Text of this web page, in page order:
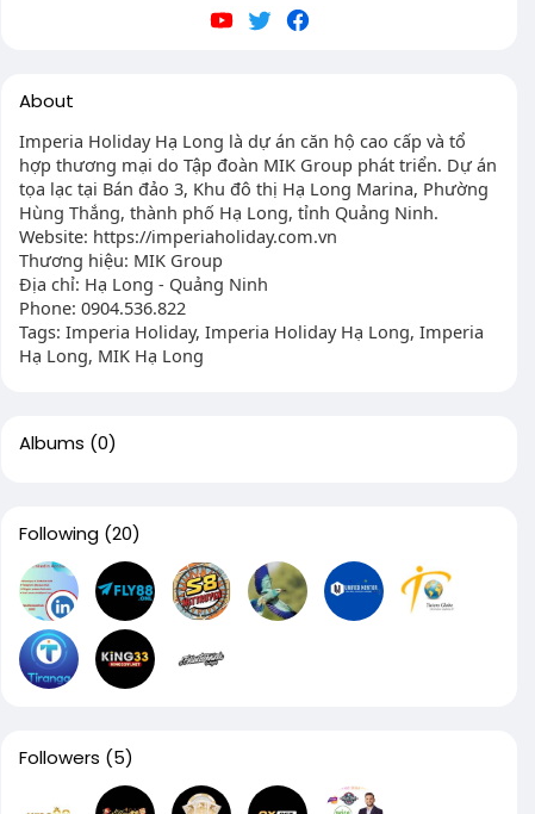
About
Imperia Holiday Hạ Long là dự án căn hộ cao cấp và tổ
hợp thương mại do Tập đoàn MIK Group phát triển. Dự án
tọa lạc tại Bán đảo 3, Khu đô thị Hạ Long Marina, Phường
Hùng Thắng, thành phố Hạ Long, tỉnh Quảng Ninh.
Website: https://imperiaholiday.com.vn
Thương hiệu: MIK Group
Địa chỉ: Hạ Long - Quảng Ninh
Phone: 0904.536.822
Tags: Imperia Holiday, Imperia Holiday Hạ Long, Imperia
Hạ Long, MIK Hạ Long
Albums (0)
Following (20)
Followers (5)